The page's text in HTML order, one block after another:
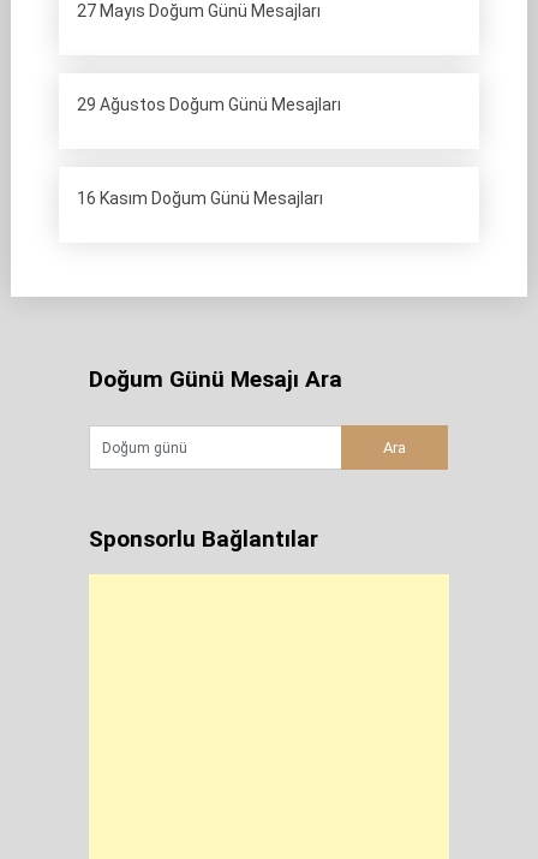
27 Mayıs Doğum Günü Mesajları
29 Ağustos Doğum Günü Mesajları
16 Kasım Doğum Günü Mesajları
Doğum Günü Mesajı Ara
Sponsorlu Bağlantılar